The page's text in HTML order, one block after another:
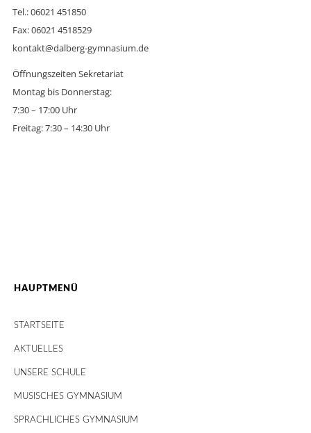
Tel.: 06021 451850
Fax: 06021 4518529
kontakt@dalberg-gymnasium.de
Öffnungszeiten Sekretariat
Montag bis Donnerstag:
7:30 – 17:00 Uhr
Freitag: 7:30 – 14:30 Uhr
HAUPTMENÜ
STARTSEITE
AKTUELLES
UNSERE SCHULE
MUSISCHES GYMNASIUM
SPRACHLICHES GYMNASIUM